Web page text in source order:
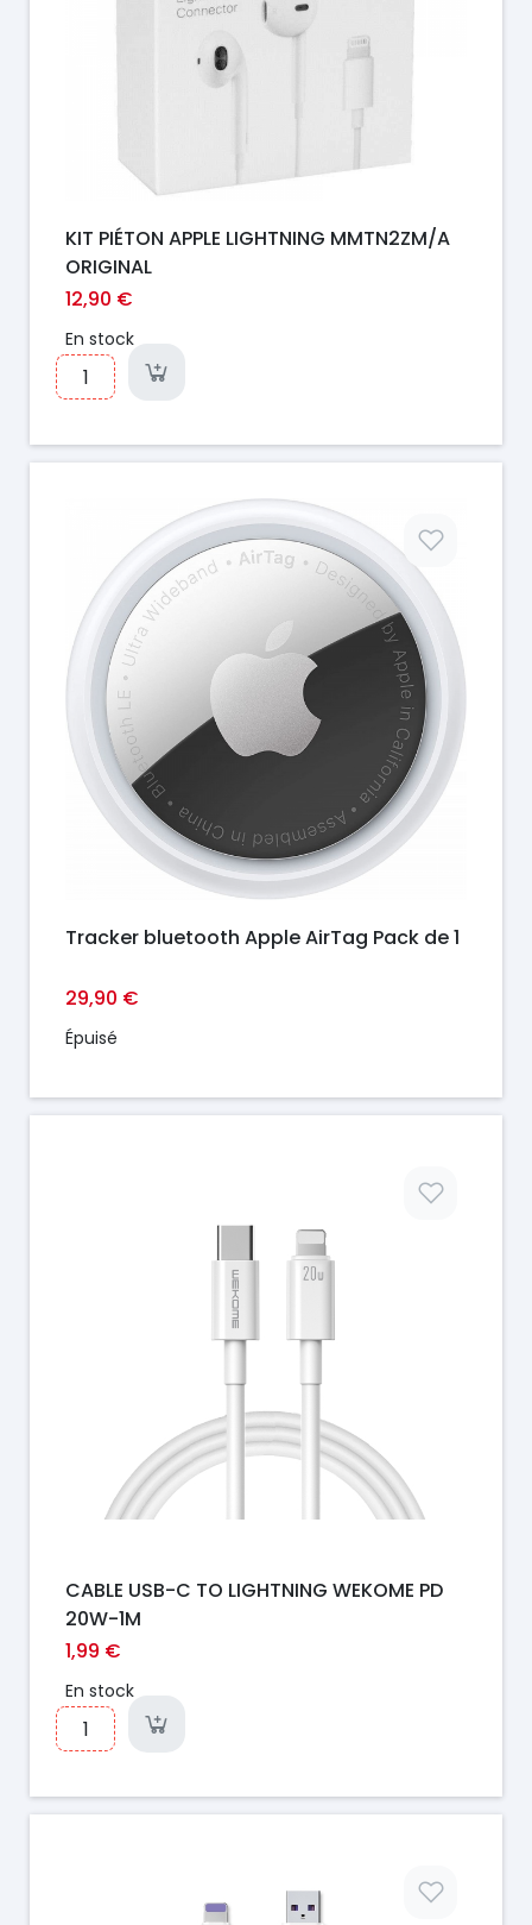
KIT PIÉTON APPLE LIGHTNING MMTN2ZM/A
ORIGINAL
12,90 €
En stock
Tracker bluetooth Apple AirTag Pack de 1
29,90 €
Épuisé
CABLE USB-C TO LIGHTNING WEKOME PD
20W-1M
1,99 €
En stock